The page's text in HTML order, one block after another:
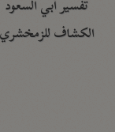
تفسير أبي السعود
الكشاف للزمخشري